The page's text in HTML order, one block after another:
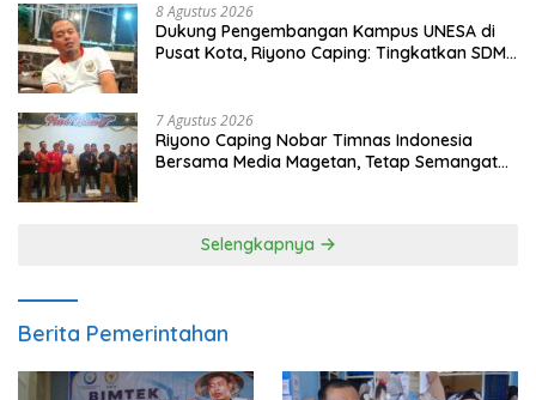
8 Agustus 2026
Dukung Pengembangan Kampus UNESA di
Pusat Kota, Riyono Caping: Tingkatkan SDM
7 Agustus 2026
Riyono Caping Nobar Timnas Indonesia
Bersama Media Magetan, Tetap Semangat
Selengkapnya
Berita Pemerintahan